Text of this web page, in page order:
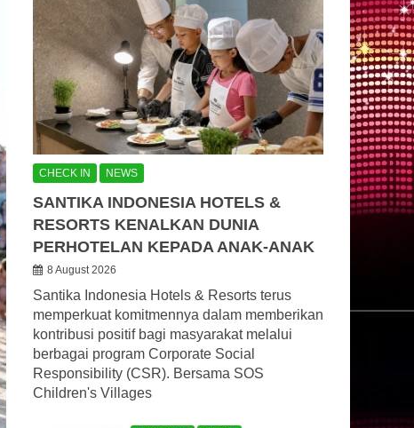
CHECK IN NEWS
SANTIKA INDONESIA HOTELS &
RESORTS KENALKAN DUNIA
PERHOTELAN KEPADA ANAK-ANAK
8 August 2026
Santika Indonesia Hotels & Resorts terus
memperkuat komitmennya dalam memberikan
kontribusi positif bagi masyarakat melalui
berbagai program Corporate Social
Responsibility (CSR). Bersama SOS
Children's Villages